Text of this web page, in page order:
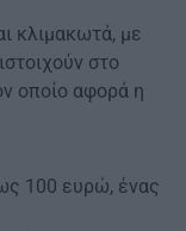
κλιμακωτά, με
στο
οποίο αφορά η
100 ευρώ, ένας